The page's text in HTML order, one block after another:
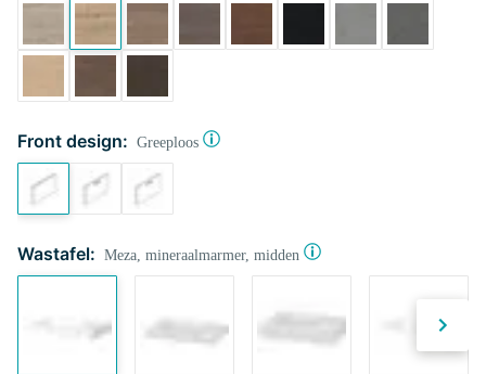
Front design: Greeploos
Wastafel: Meza, mineraalmarmer, midden